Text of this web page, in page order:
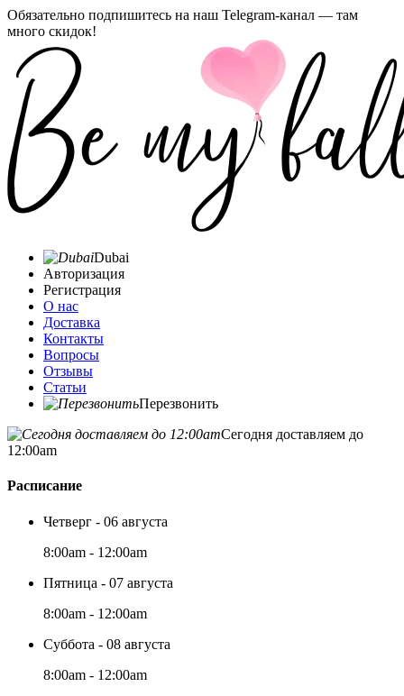
Обязательно подпишитесь на наш Telegram-канал — там
много скидок!
Dubai
Авторизация
Регистрация
О нас
Доставка
Контакты
Вопросы
Отзывы
Статьи
Перезвонить
Сегодня доставляем до
12:00am
Расписание
Четверг - 06 августа
8:00am - 12:00am
Пятница - 07 августа
8:00am - 12:00am
Суббота - 08 августа
8:00am - 12:00am